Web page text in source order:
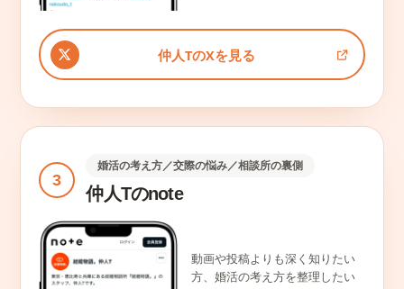
仲人TのXを見る
3
婚活の考え方／交際の悩み／相談所の裏側
仲人Tのnote
動画や投稿よりも深く知りたい
方、婚活の考え方を整理したい